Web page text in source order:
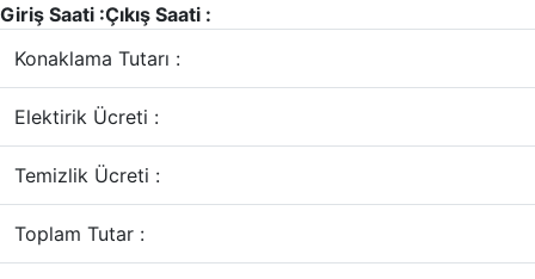
Giriş Saati :Çıkış Saati :
Konaklama Tutarı :
Elektirik Ücreti :
Temizlik Ücreti :
Toplam Tutar :